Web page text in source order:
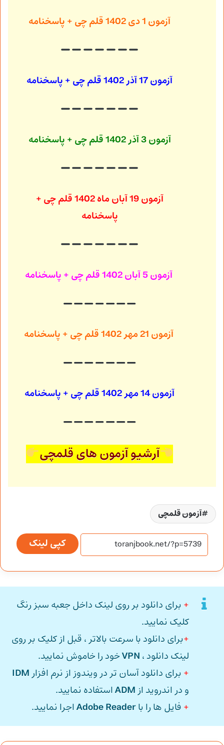
آزمون 1 دی 1402 قلم چی + پاسخنامه
آزمون 17 آذر 1402 قلم چی + پاسخنامه
آزمون 3 آذر 1402 قلم چی + پاسخنامه
آزمون 19 آبان ماه 1402
قلم چی +
پاسخنامه
آزمون 5 آبان 1402 قلم چی + پاسخنامه
آزمون 21 مهر 1402 قلم چی + پاسخنامه
آزمون 14 مهر 1402 قلم چی + پاسخنامه
آرشیو آزمون های قلمچی
آزمون قلمچی
کپی لینک
+ برای دانلود بر روی لینک داخل جعبه سبز رنگ
کلیک نمایید.
+برای دانلود با سرعت بالاتر ، قبل از کلیک بر روی
لینک دانلود ، VPNخود را خاموش نمایید.
+ برای دانلود آسان تر در ویندوز از نرم افزار IDM
و در اندروید از ADMاستفاده نمایید.
+ فایل ها را باAdobe Readerاجرا نمایید.